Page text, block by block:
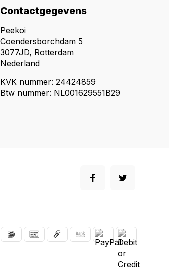
Contactgegevens
Peekoi
Coendersborchdam 5
3077JD, Rotterdam
Nederland
KVK nummer: 24424859
Btw nummer: NL001629551B29